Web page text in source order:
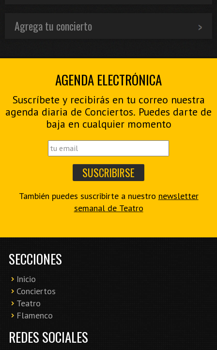
Agrega tu concierto
AGENDA ELECTRÓNICA
Suscríbete y recibirás en tu correo nuestra
agenda diaria de Conciertos. Puedes darte de
baja en cualquier momento
También puedes suscribirte a nuestro newsletter
semanal de Teatro
SECCIONES
Inicio
Conciertos
Teatro
Flamenco
REDES SOCIALES